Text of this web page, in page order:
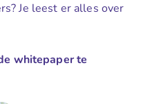
Je leest er alles over
whitepaper te